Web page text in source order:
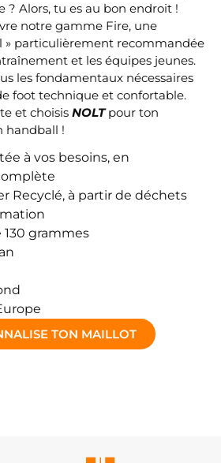
? Alors, tu es au bon endroit !
notre gamme Fire, une
» particulièrement recommandée
et les équipes jeunes.
les fondamentaux nécessaires
foot technique et confortable.
et choisis NOLTpour ton
handball !
à vos besoins, en
Recyclé, à partir de déchets
130 grammes
TON MAILLOT